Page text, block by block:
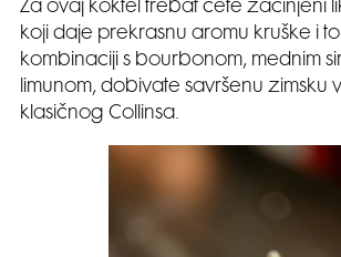
Za ovaj koktel trebat ćete začinjeni
koji daje prekrasnu aromu kruške i
kombinaciji s bourbonom, mednim
limunom, dobivate savršenu zimsku
klasičnog Collinsa.